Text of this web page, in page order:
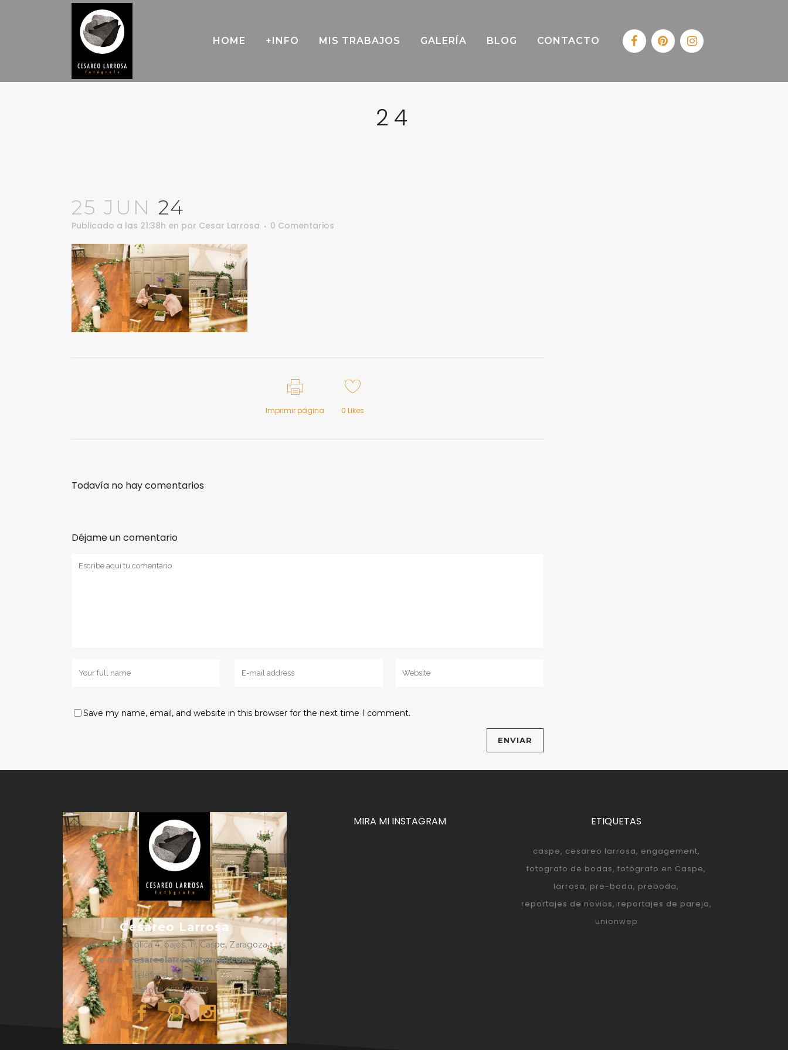
HOME +INFO MIS TRABAJOS GALERÍA BLOG CONTACTO
24
25 JUN 24
Publicado a las 21:38h en por Cesar Larrosa 0 Comentarios
Imprimir página 0 Likes
Todavía no hay comentarios
Déjame un comentario
Save my name, email, and website in this browser for the next time I comment.
Cesareo Larrosa
Isabel La Católica 4, bajos, 1º, Caspe, Zaragoza
e-mail:cesareolarrosa@gmail.com
Teléfono: 876610325
Móvil: 657366052
MIRA MI INSTAGRAM ETIQUETAS
caspe cesareo larrosa engagement
fotografo de bodas fotógrafo en Caspe
larrosa pre-boda preboda
reportajes de novios reportajes de pareja
unionwep